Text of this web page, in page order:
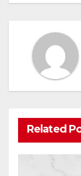
Related